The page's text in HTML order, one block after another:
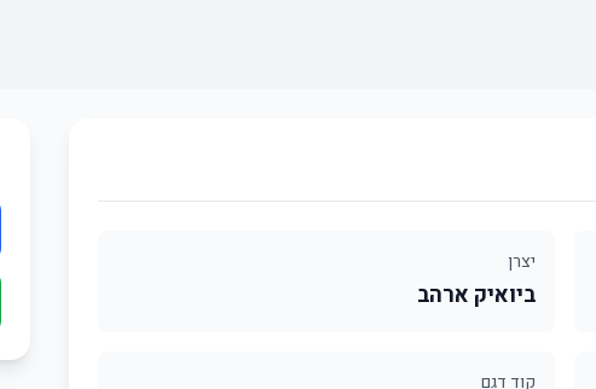
יצרן
ביואיק ארהב
קוד דגם